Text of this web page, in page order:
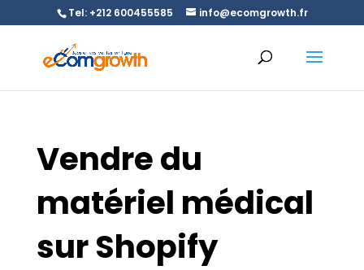
Tel: +212 600455585 info@ecomgrowth.fr
Vendre du
matériel médical
sur Shopify